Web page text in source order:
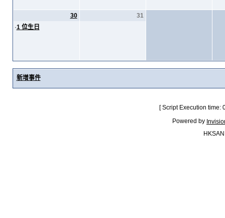
30
·1 位生日
31
新增事件
[ Script Execution
Powered by